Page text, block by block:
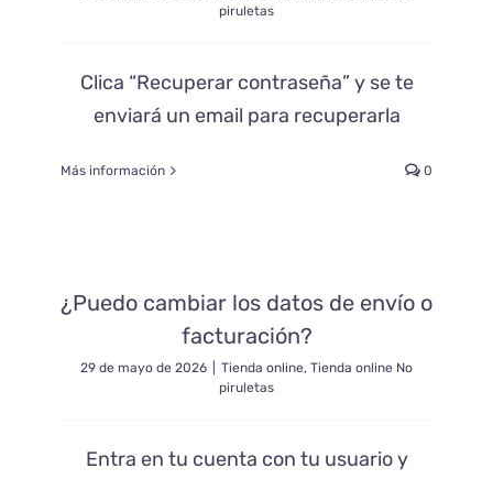
piruletas
Clica “Recuperar contraseña” y se te
enviará un email para recuperarla
Más información 0
¿Puedo cambiar los datos de envío o
facturación?
29 de mayo de 2026 Tienda online, Tienda online No
piruletas
Entra en tu cuenta con tu usuario y